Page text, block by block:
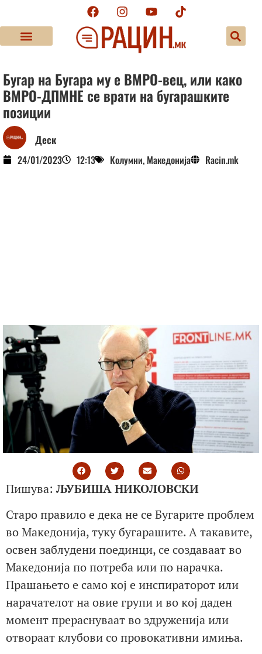
Бугар на Бугара му е ВМРО-вец, или како
ВМРО-ДПМНЕ се врати на бугарашките
позиции
Деск
24/01/2023 12:13 Колумни, Македонија Racin.mk
Пишува: ЉУБИША НИКОЛОВСКИ
Старо правило е дека не се Бугарите проблем
во Македонија, туку бугарашите. А такавите,
освен заблудени поединци, се создаваат во
Македонија по потреба или по нарачка.
Прашањето е само кој е инспираторот или
нарачателот на овие групи и во кој даден
момент прераснуваат во здруженија или
отвораат клубови со провокативни имиња.